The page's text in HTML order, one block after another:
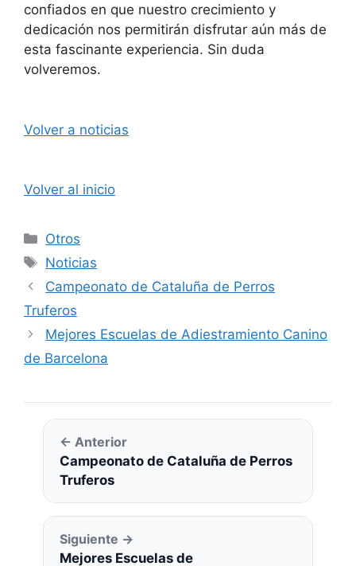
confiados en que nuestro crecimiento y
dedicación nos permitirán disfrutar aún más de
esta fascinante experiencia. Sin duda
volveremos.
Volver a noticias
Volver al inicio
Categorías
Otros
Etiquetas
Noticias
Campeonato de Cataluña de Perros
Truferos
Mejores Escuelas de Adiestramiento Canino
de Barcelona
← Anterior
Campeonato de Cataluña de Perros
Truferos
Siguiente →
Mejores Escuelas de